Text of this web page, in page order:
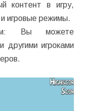
контент в игру,
игровые режимы.
Вы можете
другими игроками